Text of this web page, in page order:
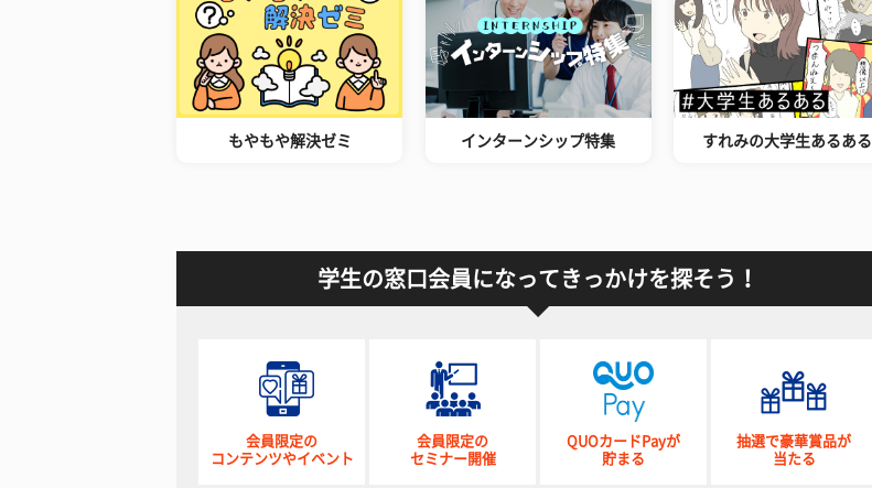
もやもや解決ゼミ インターンシップ特集 すれみの大学生あるある
学生の窓口会員になってきっかけを探そう！
会員限定の
コンテンツやイベント
会員限定の
セミナー開催
QUOカードPayが
貯まる
抽選で豪華賞品が
当たる